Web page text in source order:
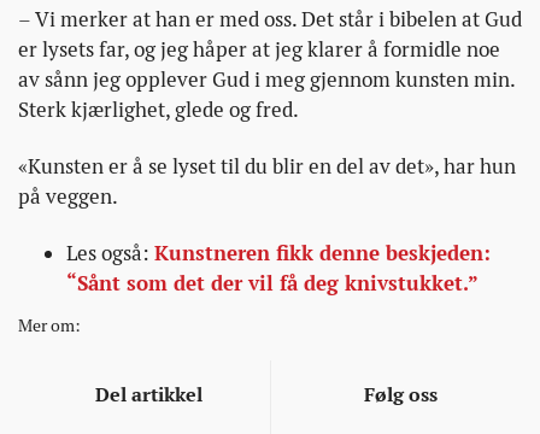
– Vi merker at han er med oss. Det står i bibelen at Gud
er lysets far, og jeg håper at jeg klarer å formidle noe
av sånn jeg opplever Gud i meg gjennom kunsten min.
Sterk kjærlighet, glede og fred.
«Kunsten er å se lyset til du blir en del av det», har hun
på veggen.
Les også: Kunstneren fikk denne beskjeden:
“Sånt som det der vil få deg knivstukket.”
Mer om:
Del artikkel Følg oss